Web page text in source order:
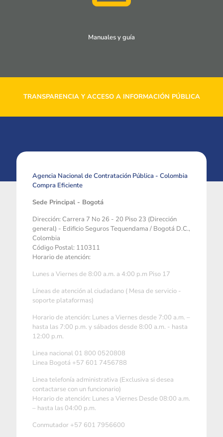
Manuales y guía
TRANSPARENCIA Y ACCESO A INFORMACIÓN PÚBLICA
Agencia Nacional de Contratación Pública - Colombia
Compra Eficiente
Sede Principal - Bogotá
Dirección: Carrera 7 No 26 - 20 Piso 23 (Dirección
general) - Edificio Seguros Tequendama / Bogotá D.C.,
Colombia
Código Postal: 110311
Horario de atención:
Lunes a Viernes de 8:00 a.m. a 4:00 p.m Piso 17
Líneas de atención al ciudadano ( Mesa de servicio -
soporte plataformas)
Horario de atención: Lunes a Viernes desde 7:00 a.m. –
hasta las 7:00 p.m. y sábados desde 8:00 a.m. - hasta
12:00 p.m.
Linea nacional 01 800 0520808
Linea Bogotá +57 601 7456788
Linea telefonía administrativa (Exclusiva si desea
contactarse con un funcionario)
Horario de atención: Lunes a Viernes Desde 08:00 a.m.
– hasta las 04:00 p.m.
Conmutador +57 601 7956600